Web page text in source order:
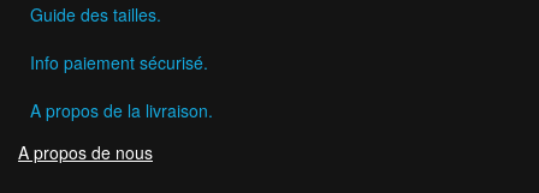
Guide des tailles.
Info paiement sécurisé.
A propos de la livraison.
A propos de nous